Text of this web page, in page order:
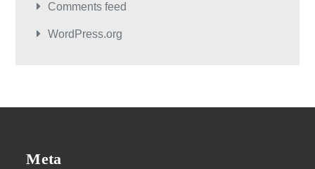
Comments feed
WordPress.org
Meta